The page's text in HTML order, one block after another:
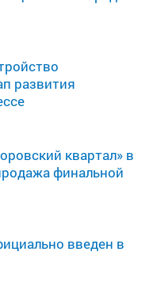
развития
квартал» в
финальной
введен в